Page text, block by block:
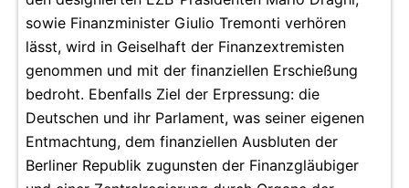
sowie Finanzminister Giulio Tremonti verhören
lässt, wird in Geiselhaft der Finanzextremisten
genommen und mit der finanziellen Erschießung
bedroht. Ebenfalls Ziel der Erpressung: die
Deutschen und ihr Parlament, was seiner eigenen
Entmachtung, dem finanziellen Ausbluten der
Berliner Republik zugunsten der Finanzgläubiger